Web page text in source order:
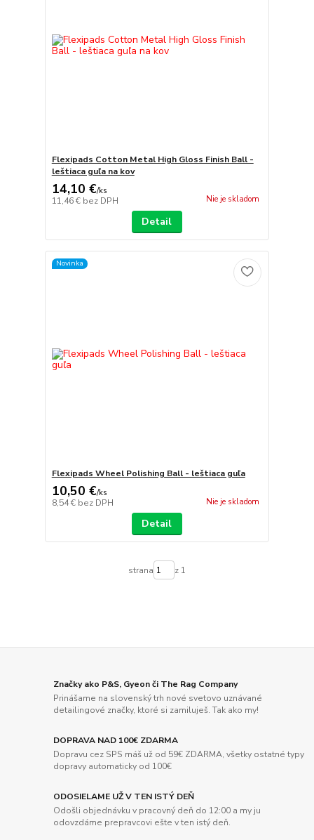
Flexipads Cotton Metal High Gloss Finish Ball -
leštiaca guľa na kov
14,10 €/ks
11,46 € bez DPH Nie je skladom
Detail
Novinka
Flexipads Wheel Polishing Ball - leštiaca guľa
10,50 €/ks
8,54 € bez DPH Nie je skladom
Detail
strana z 1
Značky ako P&S, Gyeon či The Rag Company
Prinášame na slovenský trh nové svetovo uznávané
detailingové značky, ktoré si zamiluješ. Tak ako my!
DOPRAVA NAD 100€ ZDARMA
Dopravu cez SPS máš už od 59€ ZDARMA, všetky ostatné typy
dopravy automaticky od 100€
ODOSIELAME UŽ V TEN ISTÝ DEŇ
Odošli objednávku v pracovný deň do 12:00 a my ju
odovzdáme prepravcovi ešte v ten istý deň.